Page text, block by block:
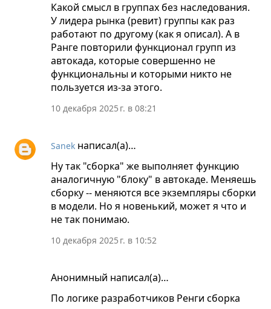
Какой смысл в группах без наследования.
У лидера рынка (ревит) группы как раз
работают по другому (как я описал). А в
Ранге повторили функционал групп из
автокада, которые совершенно не
функциональны и которыми никто не
пользуется из-за этого.
10 декабря 2025 г. в 08:21
Sanek написал(а)…
Ну так "сборка" же выполняет функцию
аналогичную "блоку" в автокаде. Меняешь
сборку -- меняются все экземпляры сборки
в модели. Но я новенький, может я что и
не так понимаю.
10 декабря 2025 г. в 10:52
Анонимный написал(а)…
По логике разработчиков Ренги сборка